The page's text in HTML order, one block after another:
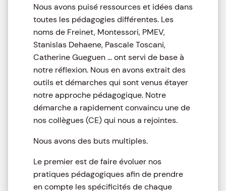
Nous avons puisé ressources et idées dans
toutes les pédagogies différentes. Les
noms de Freinet, Montessori, PMEV,
Stanislas Dehaene, Pascale Toscani,
Catherine Gueguen … ont servi de base à
notre réflexion. Nous en avons extrait des
outils et démarches qui sont venus étayer
notre approche pédagogique. Notre
démarche a rapidement convaincu une de
nos collègues (CE) qui nous a rejointes.
Nous avons des buts multiples.
Le premier est de faire évoluer nos
pratiques pédagogiques afin de prendre
en compte les spécificités de chaque